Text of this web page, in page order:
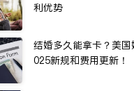
利优势
结婚多久能拿卡？美
025新规和费用更新！